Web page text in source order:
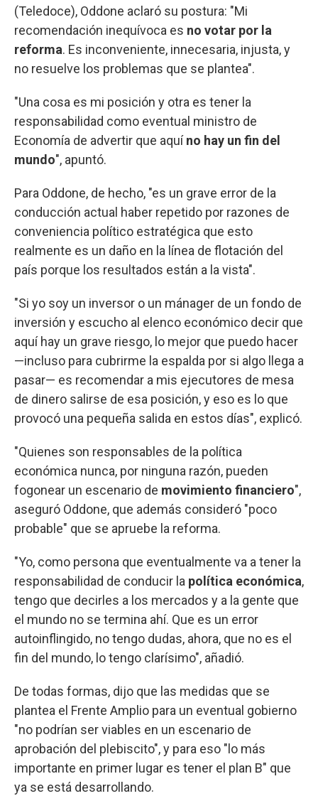
(Teledoce), Oddone aclaró su postura: "Mi
recomendación inequívoca es no votar por la
reforma. Es inconveniente, innecesaria, injusta, y
no resuelve los problemas que se plantea".
"Una cosa es mi posición y otra es tener la
responsabilidad como eventual ministro de
Economía de advertir que aquíno hay un fin del
mundo", apuntó.
Para Oddone, de hecho, "es un grave error de la
conducción actual haber repetido por razones de
conveniencia político estratégica que esto
realmente es un daño en la línea de flotación del
país porque los resultados están a la vista".
"Si yo soy un inversor o un mánager de un fondo de
inversión y escucho al elenco económico decir que
aquí hay un grave riesgo, lo mejor que puedo hacer
—incluso para cubrirme la espalda por si algo llega a
pasar— es recomendar a mis ejecutores de mesa
de dinero salirse de esa posición, y eso es lo que
provocó una pequeña salida en estos días", explicó.
"Quienes son responsables de la política
económica nunca, por ninguna razón, pueden
fogonear un escenario de movimiento financiero",
aseguró Oddone, que además consideró "poco
probable" que se apruebe la reforma.
"Yo, como persona que eventualmente va a tener la
responsabilidad de conducir la política económica,
tengo que decirles a los mercados y a la gente que
el mundo no se termina ahí. Que es un error
autoinflingido, no tengo dudas, ahora, que no es el
fin del mundo, lo tengo clarísimo", añadió.
De todas formas, dijo que las medidas que se
plantea el Frente Amplio para un eventual gobierno
"no podrían ser viables en un escenario de
aprobación del plebiscito", y para eso "lo más
importante en primer lugar es tener el plan B" que
ya se está desarrollando.